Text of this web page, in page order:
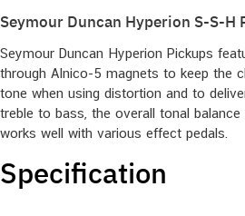
Seymour Duncan Hyperion S-S-H
Seymour Duncan Hyperion Pickups
through Alnico-5 magnets to keep the
tone when using distortion and to
treble to bass, the overall tonal
works well with various effect pedals.
Specification